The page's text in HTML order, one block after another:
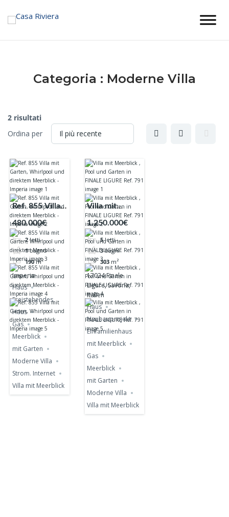
Categoria : Moderne Villa
2 risultati
Ordina per
Ref. 855 Villa
mit Garten,
Whirlpool und
direktem
Meerblick -
Imperia
480.000€
2 letti
1 bagno
190 m²
Imperia
Haus
Freistehendes
Haus
Gas
Meerblick
mit Garten
Moderne Villa
Strom. Internet
Villa mit Meerblick
Villa mit
Meerblick ,
Pool und
Garten in
FINALE
LIGURE Ref.
791
1.250.000€
5 letti
3 bagni
303 m²
17024 Finale
Ligure, Savona,
Italien
Haus
Neubauprojekt
Einfamilienhaus
mit Meerblick
Gas
Meerblick
mit Garten
Moderne Villa
Villa mit Meerblick